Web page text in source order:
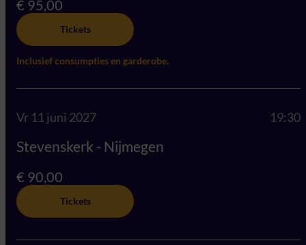
€ 95,00
Tickets
Inclusief consumpties en garderobe.
Vr 11 juni 2027 19:30
Stevenskerk - Nijmegen
€ 90,00
Tickets